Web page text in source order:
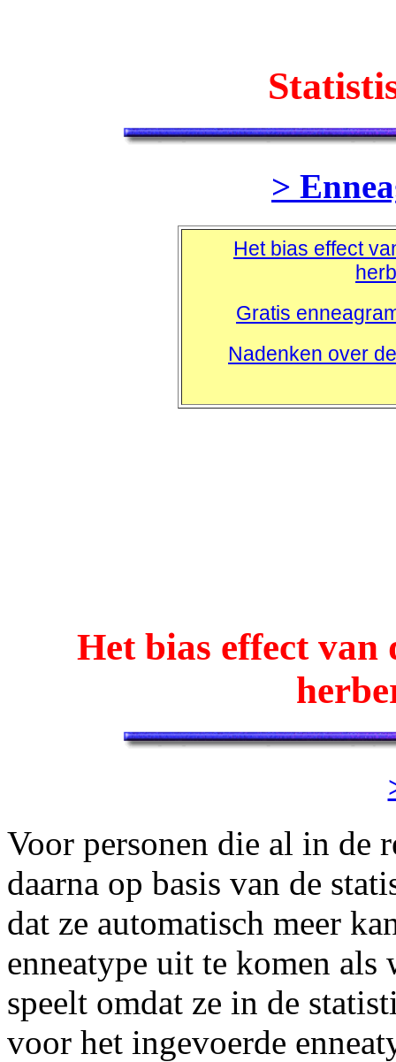
>
Het bias effect
Gratis
Nadenken over
Het bias effect van
Voor personen die al in de
daarna op basis van de
dat ze automatisch meer
enneatype uit te komen
speelt omdat ze in de
voor het ingevoerde